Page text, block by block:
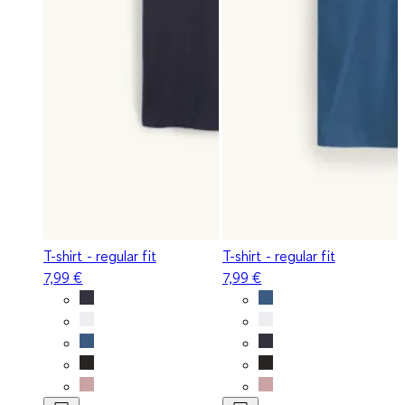
T-shirt - regular fit
7,99 €
T-shirt - regular fit
7,99 €